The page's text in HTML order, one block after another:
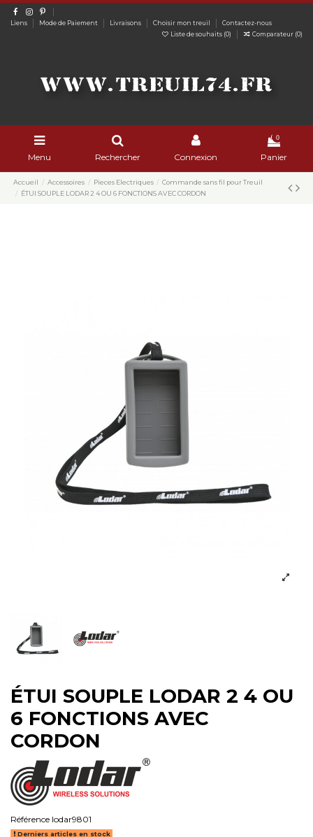
Liens Mode de Paiement Livraisons Choisir mon treuil
Contactez-nous
Liste de souhaits (0) Comparateur (0)
Menu Rechercher Connexion
0
Panier
Accueil Accessoires Pieces Electriques
Commande sans fil pour Treuil
ÉTUI SOUPLE LODAR 2 4 OU 6 FONCTIONS AVEC CORDON
ÉTUI SOUPLE LODAR 2 4 OU
6 FONCTIONS AVEC
CORDON
Référence lodar9801
Derniers articles en stock